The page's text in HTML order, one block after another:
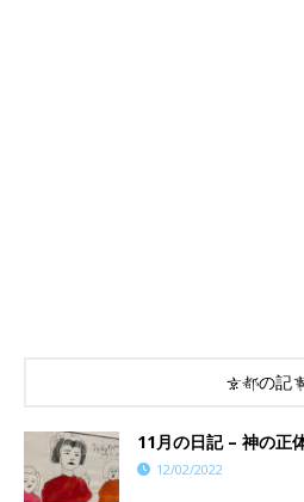
京都の記
11月の日記 – 神の正
12/02/2022